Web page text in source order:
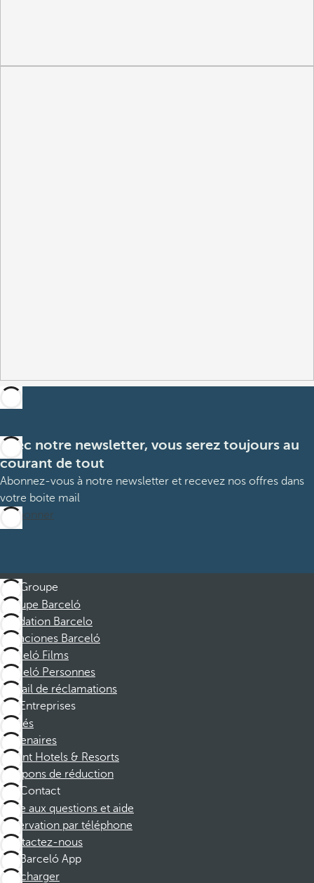
Avec notre newsletter, vous serez toujours au
courant de tout
Abonnez-vous à notre newsletter et recevez nos offres dans
votre boite mail
M’abonner
Groupe
Groupe Barceló
Fondation Barcelo
Vacaciones Barceló
Barceló Films
Barceló Personnes
Portail de réclamations
Entreprises
Affiliés
Partenaires
Dorint Hotels & Resorts
Coupons de réduction
Contact
Foire aux questions et aide
Réservation par téléphone
Contactez-nous
Barceló App
Télécharger